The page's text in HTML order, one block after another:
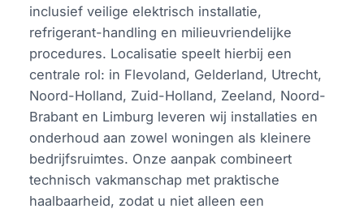
inclusief veilige elektrisch installatie,
refrigerant-handling en milieuvriendelijke
procedures. Localisatie speelt hierbij een
centrale rol: in Flevoland, Gelderland, Utrecht,
Noord-Holland, Zuid-Holland, Zeeland, Noord-
Brabant en Limburg leveren wij installaties en
onderhoud aan zowel woningen als kleinere
bedrijfsruimtes. Onze aanpak combineert
technisch vakmanschap met praktische
haalbaarheid, zodat u niet alleen een